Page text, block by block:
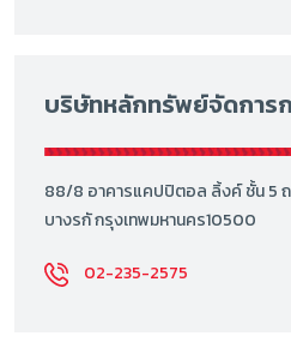
บริษัทหลักทรัพย์จัดการ
88/8 อาคารแคปปิตอล ลิ้งค์ ชั้น 5
บางรกั กรุงเทพมหานคร10500
02-235-2575